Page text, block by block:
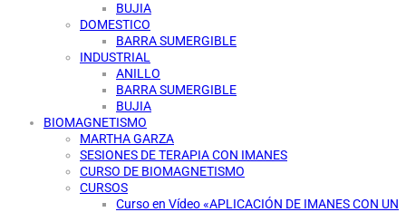
BUJIA
DOMESTICO
BARRA SUMERGIBLE
INDUSTRIAL
ANILLO
BARRA SUMERGIBLE
BUJIA
BIOMAGNETISMO
MARTHA GARZA
SESIONES DE TERAPIA CON IMANES
CURSO DE BIOMAGNETISMO
CURSOS
Curso en Vídeo «APLICACIÓN DE IMANES CON UN